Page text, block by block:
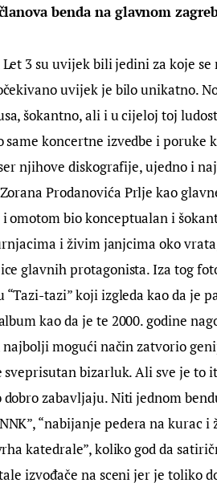
benda na glavnom
Let 3 su uvijek bili jedini za koje
uvijek je bilo unikatno.
šokantno, ali i u cijeloj toj
same koncertne izvedbe i poruke
njihove diskografije, ujedno i
Prodanovića Prlje kao
omotom bio konceptualan i
i živim janjcima oko
glavnih protagonista. Iza tog
“Tazi-tazi” koji izgleda kao da je
kao da je te 2000. godine
mogući način zatvorio
bizarluk. Ali sve je to
zabavljaju. Niti jednom
“nabijanje pedera na kurac
katedrale”, koliko god da
izvođače na sceni jer je toliko